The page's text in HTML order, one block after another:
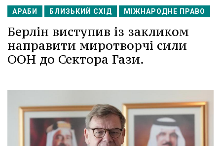
АРАБИ БЛИЗЬКИЙ СХІД МІЖНАРОДНЕ ПРАВО
Берлін виступив із закликом
направити миротворчі сили
ООН до Сектора Гази.